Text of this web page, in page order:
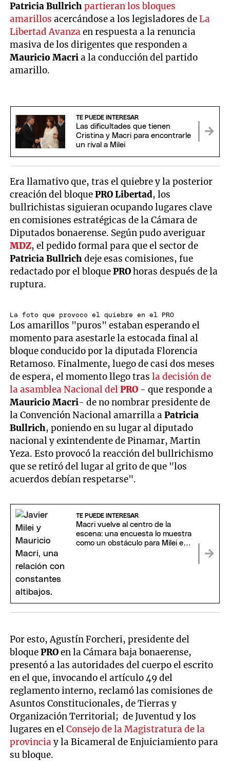
Patricia Bullrichpartieran los bloques
amarillos acercándose a los legisladores deLa
Libertad Avanza en respuesta a la renuncia
masiva de los dirigentes que responden a
Mauricio Macria la conducción del partido
amarillo.
TE PUEDE INTERESAR
Las dificultades que tienen
Cristina y Macri para encontrarle
un rival a Milei
Era llamativo que, tras el quiebre y la posterior
creación del bloquePRO Libertad, los
bullrichistas siguieran ocupando lugares clave
en comisiones estratégicas de la Cámara de
Diputados bonaerense. Según pudo averiguar
MDZ, el pedido formal para que el sector de
Patricia Bullrichdeje esas comisiones, fue
redactado por el bloquePROhoras después de la
ruptura.
La foto que provoco el quiebre en el PRO
Los amarillos "puros" estaban esperando el
momento para asestarle la estocada final al
bloque conducido por la diputada Florencia
Retamoso. Finalmente, luego de casi dos meses
de espera, el momento llego tras la decisión de
la asamblea Nacional delPRO - que responde a
Mauricio Macri- de no nombrar presidente de
la Convención Nacional amarrilla aPatricia
Bullrich, poniendo en su lugar al diputado
nacional y exintendente de Pinamar, Martin
Yeza. Esto provocó la reacción del bullrichismo
que se retiró del lugar al grito de que "los
acuerdos debían respetarse".
TE PUEDE INTERESAR
Macri vuelve al centro de la
escena: una encuesta lo muestra
como un obstáculo para Milei en
Por esto, Agustín Forcheri, presidente del
bloquePROen la Cámara baja bonaerense,
presentó a las autoridades del cuerpo el escrito
en el que, invocando el artículo 49 del
reglamento interno, reclamó las comisiones de
Asuntos Constitucionales, de Tierras y
Organización Territorial; de Juventud y los
lugares en elConsejo de la Magistratura de la
provincia y la Bicameral de Enjuiciamiento para
su bloque.